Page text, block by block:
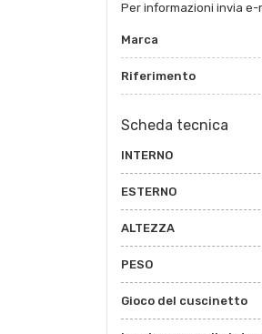
Per informazioni invia e-
Marca
Riferimento
Scheda tecnica
INTERNO
ESTERNO
ALTEZZA
PESO
Gioco del cuscinetto